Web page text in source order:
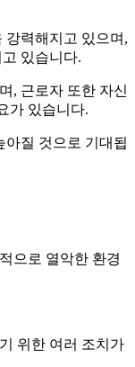
강력해지고 있으며,
있습니다.
, 근로자 또한 자신
가 있습니다.
아질 것으로 기대됩
으로 열악한 환경
위한 여러 조치가